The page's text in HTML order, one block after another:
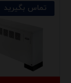
تماس بگیرید